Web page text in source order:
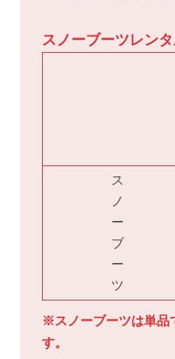
スノーブーツレン
ス
ノ
ー
ブ
ー
ツ
※スノーブーツは単品
す。